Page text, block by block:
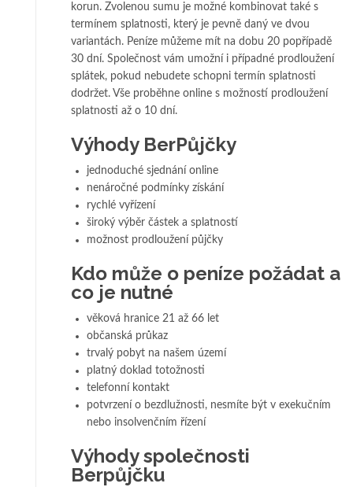
korun. Zvolenou sumu je možné kombinovat také s
termínem splatnosti, který je pevně daný ve dvou
variantách. Peníze můžeme mít na dobu 20 popřípadě
30 dní. Společnost vám umožní i případné prodloužení
splátek, pokud nebudete schopni termín splatnosti
dodržet. Vše proběhne online s možností prodloužení
splatnosti až o 10 dní.
Výhody BerPůjčky
jednoduché sjednání online
nenáročné podmínky získání
rychlé vyřízení
široký výběr částek a splatností
možnost prodloužení půjčky
Kdo může o peníze požádat a
co je nutné
věková hranice 21 až 66 let
občanská průkaz
trvalý pobyt na našem území
platný doklad totožnosti
telefonní kontakt
potvrzení o bezdlužnosti, nesmíte být v exekučním
nebo insolvenčním řízení
Výhody společnosti
Berpůjčku